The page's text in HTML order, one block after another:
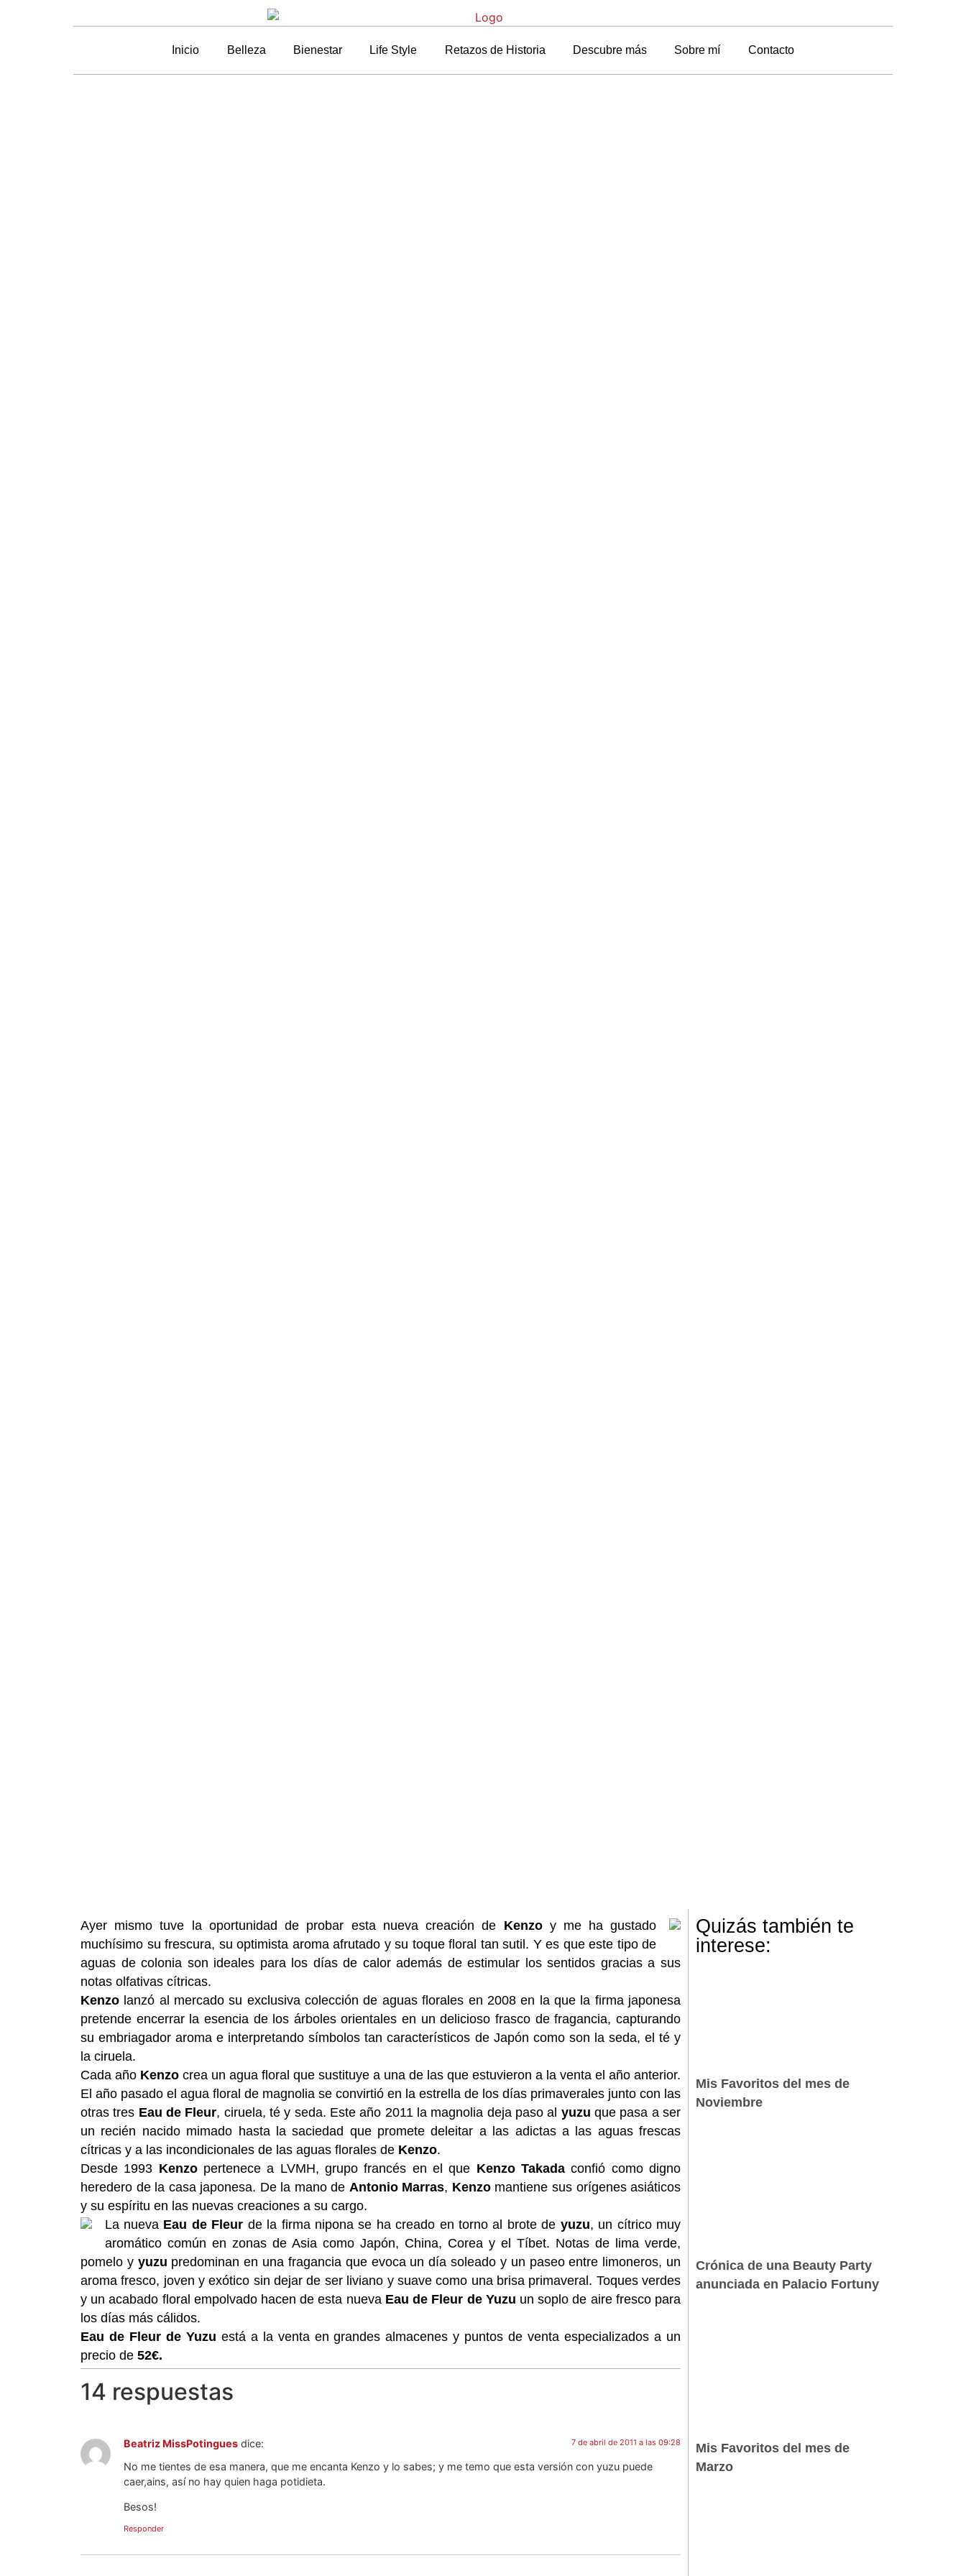
Inicio Belleza Bienestar Life Style Retazos de Historia Descubre más Sobre mí Contacto
Ayer mismo tuve la oportunidad de probar esta nueva creación de Kenzoy me ha gustado
muchísimo su frescura, su optimista aroma afrutado y su toque floral tan sutil. Y es que este tipo de
aguas de colonia son ideales para los días de calor además de estimular los sentidos gracias a sus
notas olfativas cítricas.
Kenzo lanzó al mercado su exclusiva colección de aguas florales en 2008 en la que la firma japonesa
pretende encerrar la esencia de los árboles orientales en un delicioso frasco de fragancia, capturando
su embriagador aroma e interpretando símbolos tan característicos de Japón como son la seda, el té y
la ciruela.
Cada año Kenzo crea un agua floral que sustituye a una de las que estuvieron a la venta el año anterior.
El año pasado el agua floral de magnolia se convirtió en la estrella de los días primaverales junto con las
otras tres Eau de Fleur, ciruela, té y seda. Este año 2011 la magnolia deja paso al yuzuque pasa a ser
un recién nacido mimado hasta la saciedad que promete deleitar a las adictas a las aguas frescas
cítricas y a las incondicionales de las aguas florales de Kenzo.
Desde 1993 Kenzopertenece a LVMH, grupo francés en el que Kenzo Takada confió como digno
heredero de la casa japonesa. De la mano de Antonio Marras, Kenzomantiene sus orígenes asiáticos
y su espíritu en las nuevas creaciones a su cargo.
La nueva Eau de Fleur de la firma nipona se ha creado en torno al brote de yuzu, un cítrico muy
aromático común en zonas de Asia como Japón, China, Corea y el Tíbet. Notas de lima verde,
pomelo y yuzu predominan en una fragancia que evoca un día soleado y un paseo entre limoneros, un
aroma fresco, joven y exótico sin dejar de ser liviano y suave como una brisa primaveral. Toques verdes
y un acabado floral empolvado hacen de esta nueva Eau de Fleur de Yuzu un soplo de aire fresco para
los días más cálidos.
Eau de Fleur de Yuzu está a la venta en grandes almacenes y puntos de venta especializados a un
precio de 52€.
14 respuestas
Beatriz MissPotingues dice: 7 de abril de 2011 a las 09:28
No me tientes de esa manera, que me encanta Kenzo y lo sabes; y me temo que esta versión con yuzu puede
caer,ains, así no hay quien haga potidieta.
Besos!
Responder
Quizás también te
interese:
Mis Favoritos del mes de
Noviembre
Crónica de una Beauty Party
anunciada en Palacio Fortuny
Mis Favoritos del mes de
Marzo